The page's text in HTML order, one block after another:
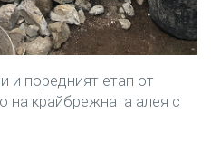
поредният етап от
на крайбрежната алея с